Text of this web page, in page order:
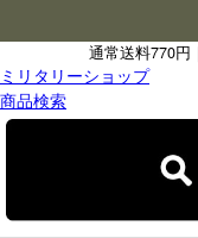
通常送料770円｜
ミリタリーショップ
商品検索